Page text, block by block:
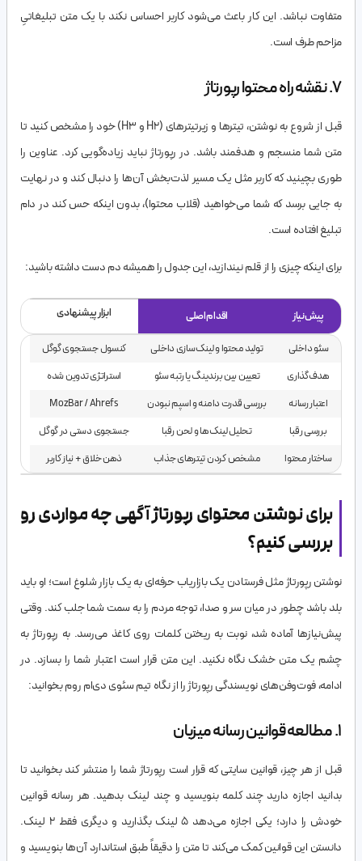
متفاوت نباشد. این کار باعث می‌شود کاربر احساس نکند با یک متن تبلیغاتیِ
مزاحم طرف است.
۷. نقشه راه محتوا رپورتاژ
قبل از شروع به نوشتن، تیترها و زیرتیترهای (H2 و H3) خود را مشخص کنید تا
متن شما منسجم و هدفمند باشد. در رپورتاژ نباید زیاده‌گویی کرد. عناوین را
طوری بچینید که کاربر مثل یک مسیر لذت‌بخش آن‌ها را دنبال کند و در نهایت
به جایی برسد که شما می‌خواهید (قلاب محتوا)، بدون اینکه حس کند در دام
تبلیغ افتاده است.
برای اینکه چیزی را از قلم نیندازید، این جدول را همیشه دم دست داشته باشید:
پیش‌نیاز اقدام اصلی
ابزار پیشنهادی
پیش‌نیاز
اقدام اصلی ابزار پیشنهادی سئو داخلی تولید محتوا و لینک‌سازی داخلی
کنسول جستجوی گوگل
هدف‌گذاری
تعیین بین برندینگ یا رتبه سئو
استراتژی تدوین شده
اعتبار رسانه
بررسی قدرت دامنه و اسپم نبودن
MozBar / Ahrefs
بررسی رقبا
تحلیل لینک‌ها و لحن رقبا
جستجوی دستی در گوگل
ساختار محتوا
مشخص کردن تیترهای جذاب ذهن خلاق + نیاز کاربر
برای نوشتن محتوای رپورتاژ آگهی چه مواردی رو
بررسی کنیم؟
نوشتن رپورتاژ مثل فرستادن یک بازاریاب حرفه‌ای به یک بازار شلوغ است؛ او باید
بلد باشد چطور در میان سر و صدا، توجه مردم را به سمت شما جلب کند. وقتی
پیش‌نیازها آماده شد، نوبت به ریختن کلمات روی کاغذ می‌رسد. به رپورتاژ به
چشم یک متن خشک نگاه نکنید. این متن قرار است اعتبار شما را بسازد. در
ادامه، فوت‌وفن‌های نویسندگی رپورتاژ را از نگاه تیم سئوی دی‌ام روم بخوانید:
۱. مطالعه قوانین رسانه میزبان
قبل از هر چیز، قوانین سایتی که قرار است رپورتاژ شما را منتشر کند بخوانید تا
بدانید اجازه دارید چند کلمه بنویسید و چند لینک بدهید. هر رسانه قوانین
خودش را دارد؛ یکی اجازه می‌دهد ۵ لینک بگذارید و دیگری فقط ۲ لینک.
دانستن این قوانین کمک می‌کند تا متن را دقیقاً طبق استاندارد آن‌ها بنویسید و